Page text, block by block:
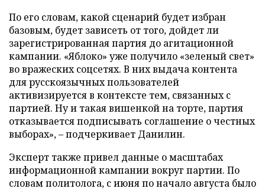
По его словам, какой сценарий будет избран
базовым, будет зависеть от того, дойдет ли
зарегистрированная партия до агитационной
кампании. «Яблоко» уже получило «зеленый свет»
во вражеских соцсетях. В них выдача контента
для русскоязычных пользователей
активизируется в контексте тем, связанных с
партией. Ну и такая вишенкой на торте, партия
отказывается подписывать соглашение о честных
выборах», – подчеркивает Данилин.
Эксперт также привел данные о масштабах
информационной кампании вокруг партии. По
словам политолога, с июня по начало августа было